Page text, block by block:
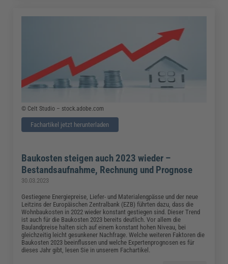
© Celt Studio – stock.adobe.com
Fachartikel jetzt herunterladen
Baukosten steigen auch 2023 wieder –
Bestandsaufnahme, Rechnung und Prognose
30.03.2023
Gestiegene Energiepreise, Liefer- und Materialengpässe und der neue
Leitzins der Europäischen Zentralbank (EZB) führten dazu, dass die
Wohnbaukosten in 2022 wieder konstant gestiegen sind. Dieser Trend
ist auch für die Baukosten 2023 bereits deutlich. Vor allem die
Baulandpreise halten sich auf einem konstant hohen Niveau, bei
gleichzeitig leicht gesunkener Nachfrage. Welche weiteren Faktoren die
Baukosten 2023 beeinflussen und welche Expertenprognosen es für
dieses Jahr gibt, lesen Sie in unserem Fachartikel.